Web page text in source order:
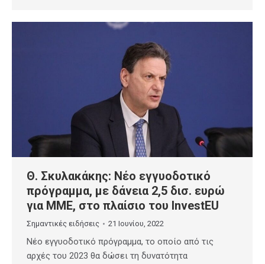
Θ. Σκυλακάκης: Νέο εγγυοδοτικό
πρόγραμμα, με δάνεια 2,5 δισ. ευρώ
για ΜΜΕ, στο πλαίσιο του InvestEU
Σημαντικές ειδήσεις 21 Ιουνίου, 2022
Νέο εγγυοδοτικό πρόγραμμα, το οποίο από τις
αρχές του 2023 θα δώσει τη δυνατότητα